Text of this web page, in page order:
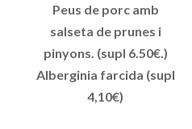
Peus de porc amb
salseta de prunes i
pinyons. (supl 6.50€.)
Alberginia farcida (supl
4,10€)